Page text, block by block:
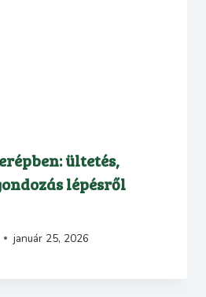
ültetés,
lépésről
január 25, 2026